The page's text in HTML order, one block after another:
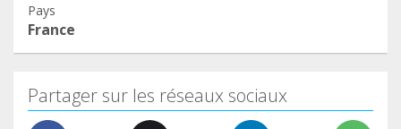
Pays
France
Partager sur les réseaux sociaux